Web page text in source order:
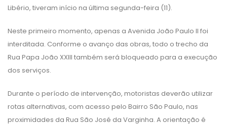
Libério, tiveram início na última segunda-feira (11).
Neste primeiro momento, apenas a Avenida João Paulo II foi
interditada. Conforme o avanço das obras, todo o trecho da
Rua Papa João XXIII também será bloqueado para a execução
dos serviços.
Durante o período de intervenção, motoristas deverão utilizar
rotas alternativas, com acesso pelo Bairro São Paulo, nas
proximidades da Rua São José da Varginha. A orientação é